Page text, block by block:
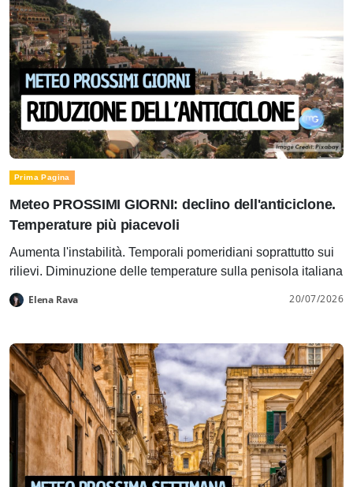
Prima Pagina
Meteo PROSSIMI GIORNI: declino dell'anticiclone.
Temperature più piacevoli
Aumenta l'instabilità. Temporali pomeridiani soprattutto sui
rilievi. Diminuzione delle temperature sulla penisola italiana
Elena Rava 20/07/2026